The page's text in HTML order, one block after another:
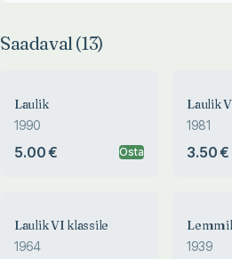
Saadaval (13)
Laulik
1990
5.00 € Osta
Laulik
1981
3.50 €
Laulik VI klassile
1964 1939